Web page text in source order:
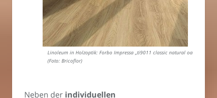
Linoleum in Holzoptik: Forbo Impressa „ti9011 classic natural oak“
(Foto: Bricoflor)
Neben der individuellen